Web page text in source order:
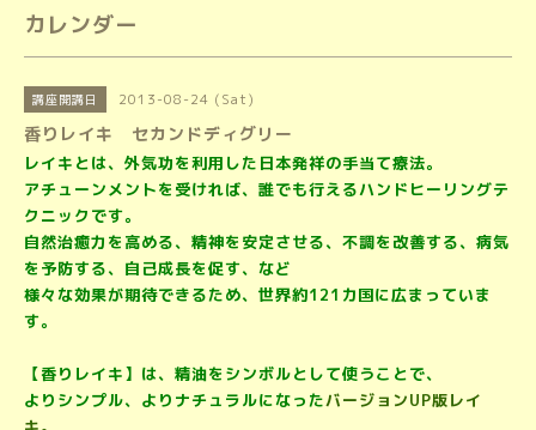
カレンダー
講座開講日 2013-08-24 (Sat)
香りレイキ セカンドディグリー
レイキとは、外気功を利用した日本発祥の手当て療法。
アチューンメントを受ければ、誰でも行えるハンドヒーリングテ
クニックです。
自然治癒力を高める、精神を安定させる、不調を改善する、病気
を予防する、自己成長を促す、など
様々な効果が期待できるため、世界約121カ国に広まっていま
す。
【香りレイキ】は、精油をシンボルとして使うことで、
よりシンプル、よりナチュラルになったバージョンUP版レイ